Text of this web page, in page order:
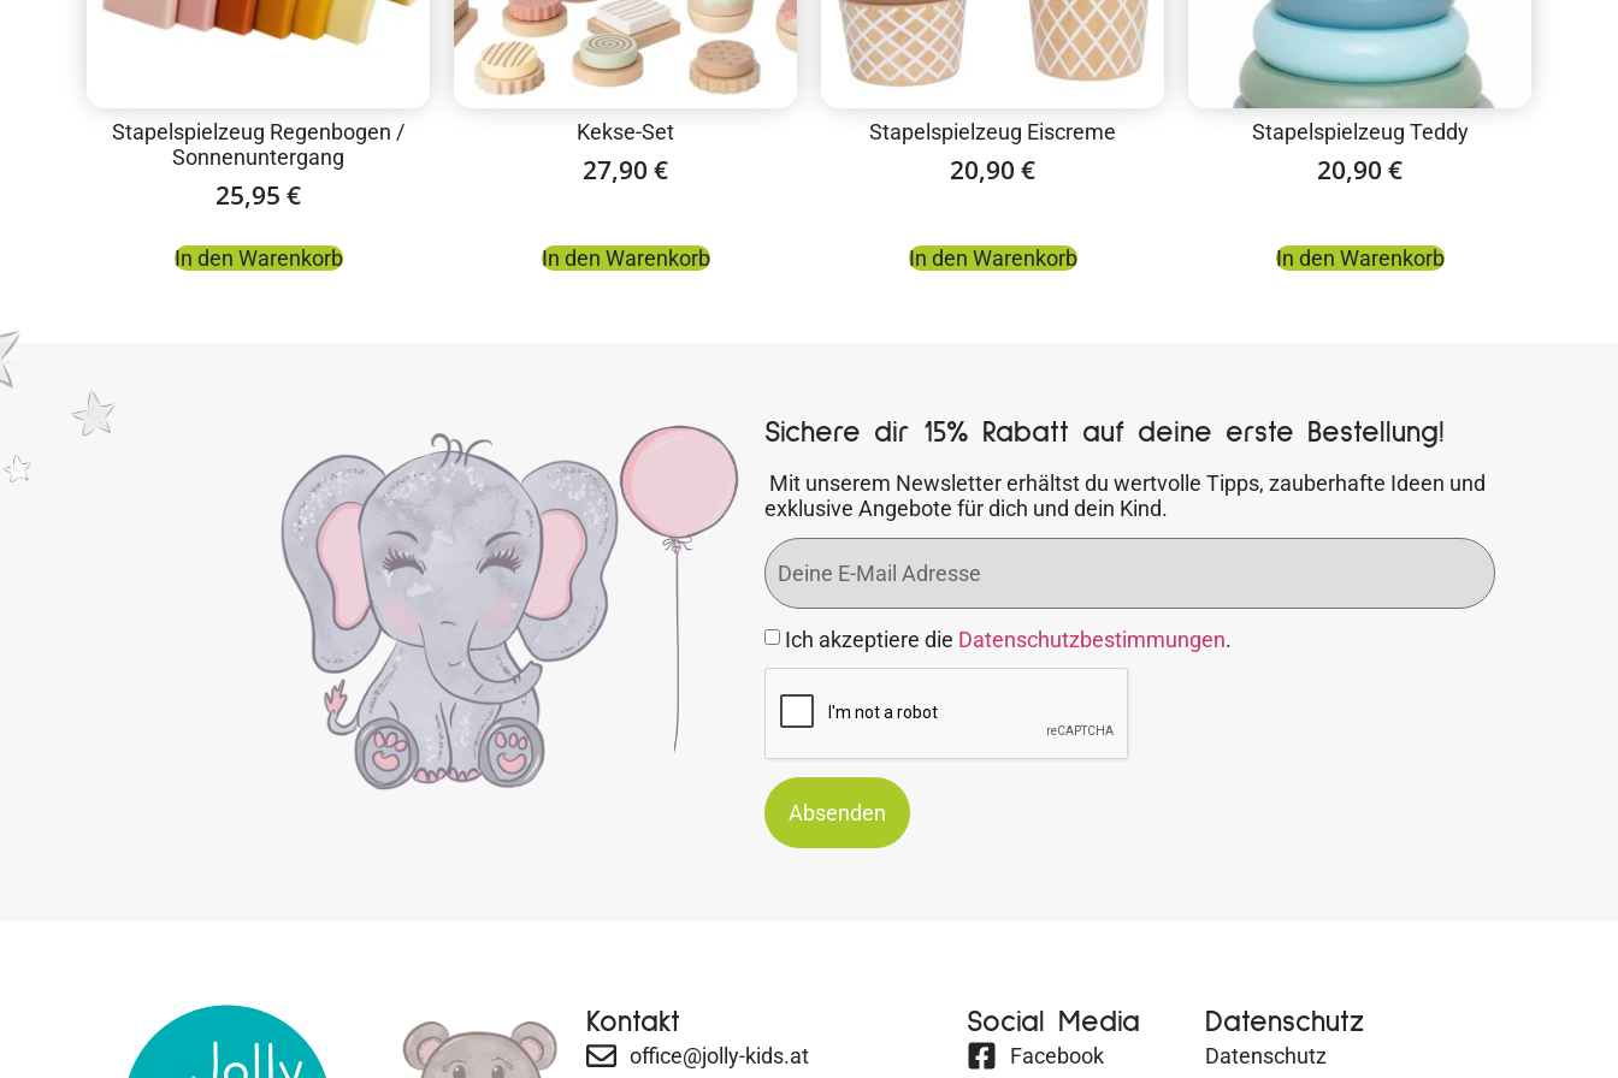
Stapelspielzeug Regenbogen /
Sonnenuntergang
25,95 €
In den Warenkorb
Kekse-Set
27,90 €
In den Warenkorb
Stapelspielzeug Eiscreme
20,90 €
In den Warenkorb
Stapelspielzeug Teddy
20,90 €
In den Warenkorb
Sichere dir 15% Rabatt auf deine erste Bestellung!
Mit unserem Newsletter erhältst du wertvolle Tipps, zauberhafte Ideen und
exklusive Angebote für dich und dein Kind.
Ich akzeptiere die Datenschutzbestimmungen.
Absenden
Kontakt
office@jolly-kids.at
Social Media
Facebook
Datenschutz
Datenschutz